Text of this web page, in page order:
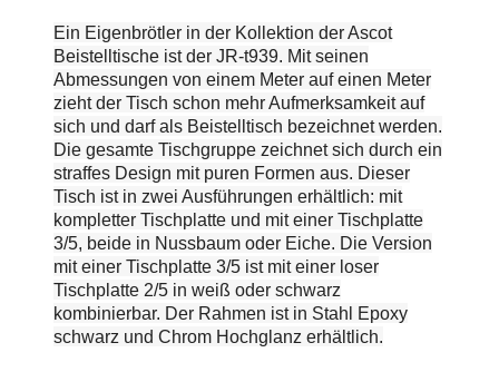
Ein Eigenbrötler in der Kollektion der Ascot
Beistelltische ist der JR-t939. Mit seinen
Abmessungen von einem Meter auf einen Meter
zieht der Tisch schon mehr Aufmerksamkeit auf
sich und darf als Beistelltisch bezeichnet werden.
Die gesamte Tischgruppe zeichnet sich durch ein
straffes Design mit puren Formen aus. Dieser
Tisch ist in zwei Ausführungen erhältlich: mit
kompletter Tischplatte und mit einer Tischplatte
3/5, beide in Nussbaum oder Eiche. Die Version
mit einer Tischplatte 3/5 ist mit einer loser
Tischplatte 2/5 in weiß oder schwarz
kombinierbar. Der Rahmen ist in Stahl Epoxy
schwarz und Chrom Hochglanz erhältlich.